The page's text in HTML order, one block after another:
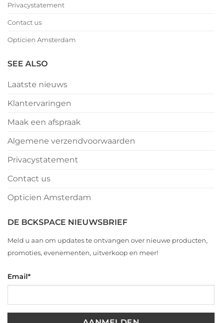
Privacystatement
Contact us
Opticien Amsterdam
SEE ALSO
Laatste nieuws
Klantervaringen
Maak een afspraak
Algemene verzendvoorwaarden
Privacystatement
Contact us
Opticien Amsterdam
DE BCKSPACE NIEUWSBRIEF
Meld u aan om updates te ontvangen over nieuwe producten,
promoties, evenementen, uitverkoop en meer!
Email*